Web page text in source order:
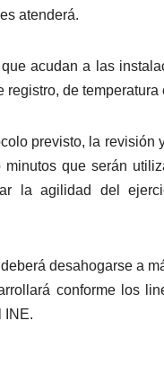
atenderá.
acudan a las
registro, de
previsto, la
minutos que serán
la agilidad del
desahogarse a
conforme los
INE.